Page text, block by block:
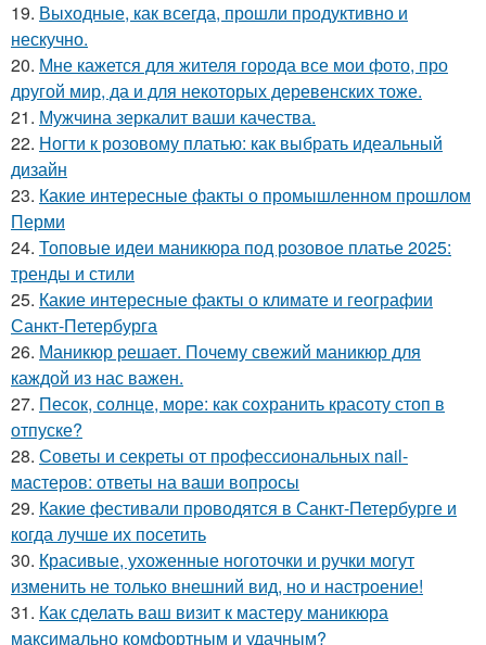
19. Выходные, как всегда, прошли продуктивно и
нескучно.
20. Мне кажется для жителя города все мои фото, про
другой мир, да и для некоторых деревенских тоже.
21. Мужчина зеркалит ваши качества.
22. Ногти к розовому платью: как выбрать идеальный
дизайн
23. Какие интересные факты о промышленном прошлом
Перми
24. Топовые идеи маникюра под розовое платье 2025:
тренды и стили
25. Какие интересные факты о климате и географии
Санкт-Петербурга
26. Маникюр решает. Почему свежий маникюр для
каждой из нас важен.
27. Песок, солнце, море: как сохранить красоту стоп в
отпуске?
28. Советы и секреты от профессиональных nail-
мастеров: ответы на ваши вопросы
29. Какие фестивали проводятся в Санкт-Петербурге и
когда лучше их посетить
30. Красивые, ухоженные ноготочки и ручки могут
изменить не только внешний вид, но и настроение!
31. Как сделать ваш визит к мастеру маникюра
максимально комфортным и удачным?